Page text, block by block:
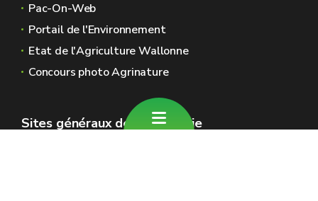
Pac-On-Web
Portail de l'Environnement
Etat de l'Agriculture Wallonne
Concours photo Agrinature
Sites généraux de la Wallonie